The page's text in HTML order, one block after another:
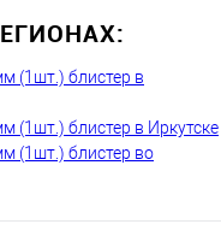
(1шт.) блистер в
(1шт.) блистер в Иркутске
(1шт.) блистер во